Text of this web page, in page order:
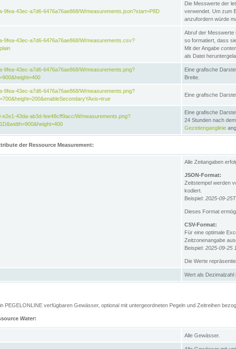
9fea-43ec-a7d6-6476a76ae868/W/measurements.json?start=P8D
Die Messwerte der
verwendet. Um zum
anzufordern würde
9fea-43ec-a7d6-6476a76ae868/W/measurements.csv?
Abruf der Messwerte
so formatiert, dass
Mit der Angabe
als Datei
9fea-43ec-a7d6-6476a76ae868/W/measurements.png?
Eine grafische
Breite.
9fea-43ec-a7d6-6476a76ae868/W/measurements.png?
Eine grafische
e2e1-43da-ab3d-fee48cff9acc/W/measurements.png?
Eine grafische
24 Stunden nach
Gezeitenganglinie
der Ressource Measurement:
Alle Zeitangaben
JSON-Format:
Zeitstempel werden
kodiert.
Beispiel: 2025-09-
Dieses Format
CSV-Format:
Für eine optimale
Zeitzonenangabe
Beispiel: 2025-09-25
Die Werte
Wert als Dezimalzahl
PEGELONLINE verfügbaren Gewässer, optional mit untergeordneten Pegeln und Zeitreihen
Water:
Alle Gewässer.